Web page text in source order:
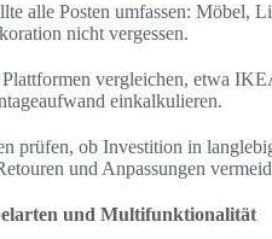
alle Posten umfassen: Möbel,
nicht vergessen.
Plattformen vergleichen, etwa
einkalkulieren.
prüfen, ob Investition in
und Anpassungen
und Multifunktionalität